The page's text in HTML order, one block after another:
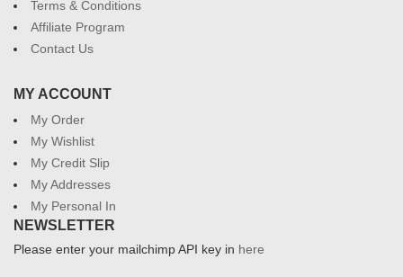
Terms & Conditions
Affiliate Program
Contact Us
MY ACCOUNT
My Order
My Wishlist
My Credit Slip
My Addresses
My Personal In
NEWSLETTER
Please enter your mailchimp API key in here